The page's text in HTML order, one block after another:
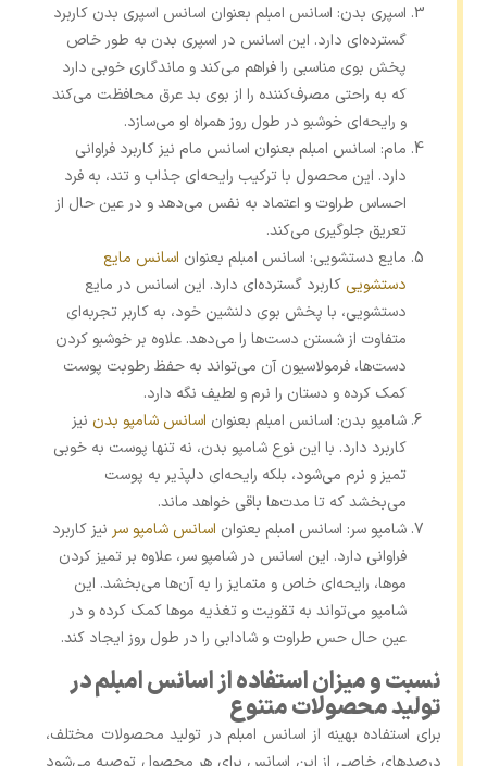
اسپری بدن: اسانس امبلم بعنوان اسانس اسپری بدن کاربرد
گسترده‌ای دارد. این اسانس در اسپری بدن به‌ طور خاص
پخش بوی مناسبی را فراهم می‌کند و ماندگاری خوبی دارد
که به‌ راحتی مصرف‌کننده را از بوی بد عرق محافظت می‌کند
و رایحه‌ای خوشبو در طول روز همراه او می‌سازد.
مام: اسانس امبلم بعنوان اسانس مام نیز کاربرد فراوانی
دارد. این محصول با ترکیب رایحه‌ای جذاب و تند، به فرد
احساس طراوت و اعتماد به نفس می‌دهد و در عین حال از
تعریق جلوگیری می‌کند.
مایع دستشویی: اسانس امبلم بعنوان اسانس مایع
دستشویی کاربرد گسترده‌ای دارد. این اسانس در مایع
دستشویی، با پخش بوی دلنشین خود، به کاربر تجربه‌ای
متفاوت از شستن دست‌ها را می‌دهد. علاوه بر خوشبو کردن
دست‌ها، فرمولاسیون آن می‌تواند به حفظ رطوبت پوست
کمک کرده و دستان را نرم و لطیف نگه دارد.
شامپو بدن: اسانس امبلم بعنوان اسانس شامپو بدن نیز
کاربرد دارد. با این نوع شامپو بدن، نه تنها پوست به خوبی
تمیز و نرم می‌شود، بلکه رایحه‌ای دلپذیر به پوست
می‌بخشد که تا مدت‌ها باقی خواهد ماند.
شامپو سر: اسانس امبلم بعنوان اسانس شامپو سر نیز کاربرد
فراوانی دارد. این اسانس در شامپو سر، علاوه بر تمیز کردن
موها، رایحه‌ای خاص و متمایز را به آن‌ها می‌بخشد. این
شامپو می‌تواند به تقویت و تغذیه موها کمک کرده و در
عین حال حس طراوت و شادابی را در طول روز ایجاد کند.
نسبت و میزان استفاده از اسانس امبلم در
تولید محصولات متنوع
برای استفاده بهینه از اسانس امبلم در تولید محصولات مختلف،